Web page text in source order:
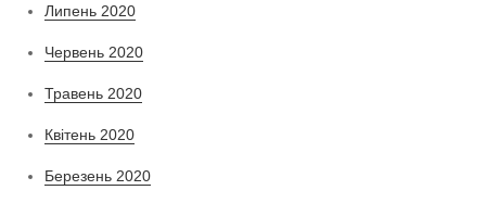
Липень 2020
Червень 2020
Травень 2020
Квітень 2020
Березень 2020